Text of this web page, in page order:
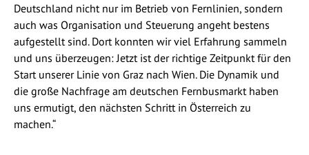
Deutschland nicht nur im Betrieb von Fernlinien, sondern
auch was Organisation und Steuerung angeht bestens
aufgestellt sind. Dort konnten wir viel Erfahrung sammeln
und uns überzeugen: Jetzt ist der richtige Zeitpunkt für den
Start unserer Linie von Graz nach Wien. Die Dynamik und
die große Nachfrage am deutschen Fernbusmarkt haben
uns ermutigt, den nächsten Schritt in Österreich zu
machen.“